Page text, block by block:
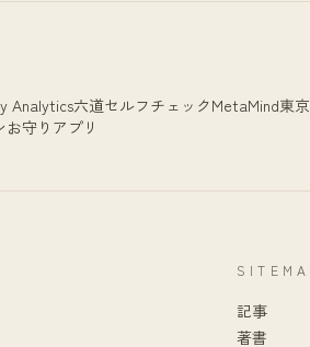
Analytics六道セルフチェックMetaMind東
お守りアプリ
記事
著書